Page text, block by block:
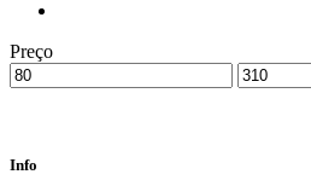
Preço
Info